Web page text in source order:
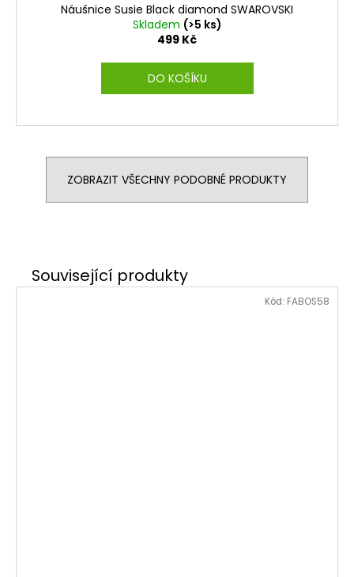
Náušnice Susie Black diamond SWAROVSKI
Skladem (>5 ks)
499 Kč
DO KOŠÍKU
ZOBRAZIT VŠECHNY PODOBNÉ PRODUKTY
Kód: FABOS58